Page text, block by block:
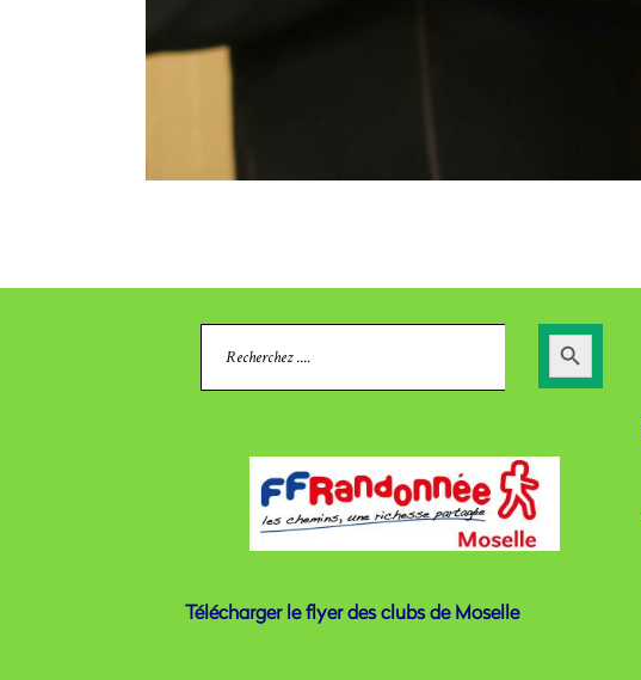
Search
Search
Button
Télécharger le flyer des clubs de Moselle